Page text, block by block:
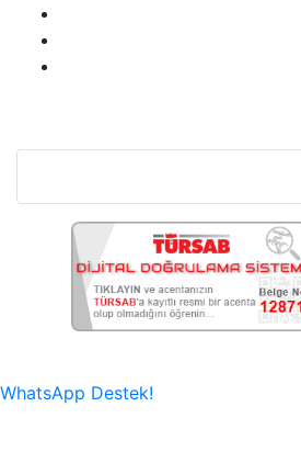
WhatsApp Destek!